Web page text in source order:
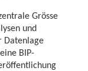
Grösse
und
Datenlage
BIP-